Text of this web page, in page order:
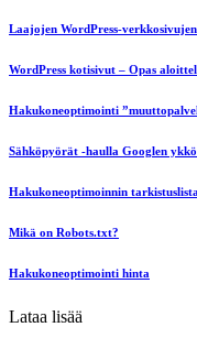
Laajojen WordPress-
WordPress kotisivut – Opas
Hakukoneoptimointi
Sähköpyörät -haulla Googlen
Hakukoneoptimoinnin
Mikä on Robots.txt?
Hakukoneoptimointi hinta
Lataa lisää